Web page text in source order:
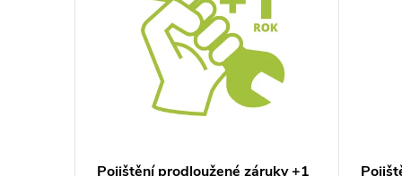
Pojištění prodloužené záruky +1